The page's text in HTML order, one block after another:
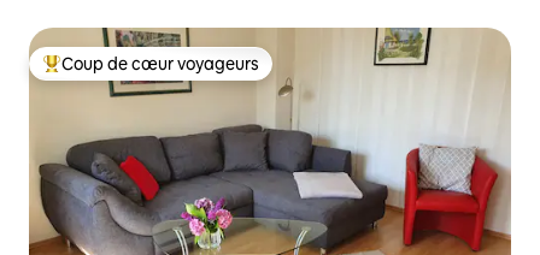
Coups de cœur voyageurs les plus appréciés
Coup de cœur voyageurs